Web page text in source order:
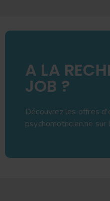
A LA
JOB ?
Découvrez les offres
psychomotricien.ne